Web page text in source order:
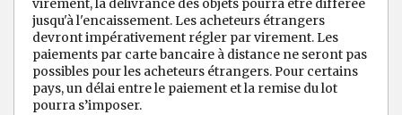
virement, la délivrance des objets pourra être différée
jusqu'à l'encaissement. Les acheteurs étrangers
devront impérativement régler par virement. Les
paiements par carte bancaire à distance ne seront pas
possibles pour les acheteurs étrangers. Pour certains
pays, un délai entre le paiement et la remise du lot
pourra s’imposer.